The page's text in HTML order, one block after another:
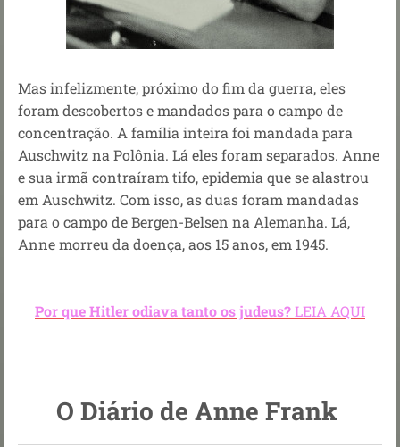
Mas infelizmente, próximo do fim da guerra, eles
foram descobertos e mandados para o campo de
concentração. A família inteira foi mandada para
Auschwitz na Polônia. Lá eles foram separados. Anne
e sua irmã contraíram tifo, epidemia que se alastrou
em Auschwitz. Com isso, as duas foram mandadas
para o campo de Bergen-Belsen na Alemanha. Lá,
Anne morreu da doença, aos 15 anos, em 1945.
Por que Hitler odiava tanto os judeus?LEIA AQUI
O Diário de Anne Frank